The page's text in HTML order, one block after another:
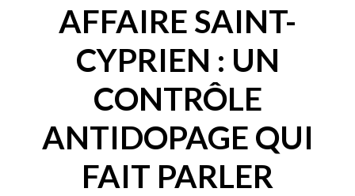
AFFAIRE SAINT-
CYPRIEN : UN
CONTRÔLE
ANTIDOPAGE QUI
FAIT PARLER